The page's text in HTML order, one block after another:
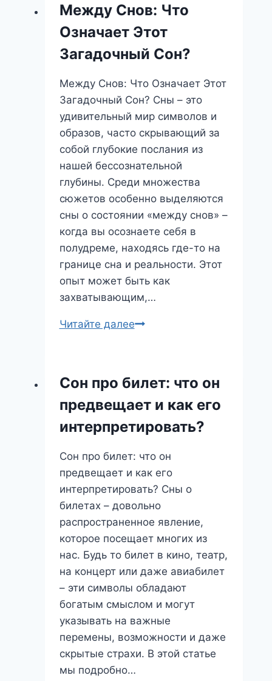
души
или
предвестие
Между Снов: Что
Означает Этот
Загадочный Сон?
Между Снов: Что Означает Этот
Загадочный Сон? Сны – это
удивительный мир символов и
образов, часто скрывающий за
собой глубокие послания из
нашей бессознательной
глубины. Среди множества
сюжетов особенно выделяются
сны о состоянии «между снов» –
когда вы осознаете себя в
полудреме, находясь где-то на
границе сна и реальности. Этот
опыт может быть как
захватывающим,…
Читайте далееМежду
Этот
Загадочный
Сон?
Сон про билет: что он
предвещает и как его
интерпретировать?
Сон про билет: что он
предвещает и как его
интерпретировать? Сны о
билетах – довольно
распространенное явление,
которое посещает многих из
нас. Будь то билет в кино, театр,
на концерт или даже авиабилет
– эти символы обладают
богатым смыслом и могут
указывать на важные
перемены, возможности и даже
скрытые страхи. В этой статье
мы подробно…